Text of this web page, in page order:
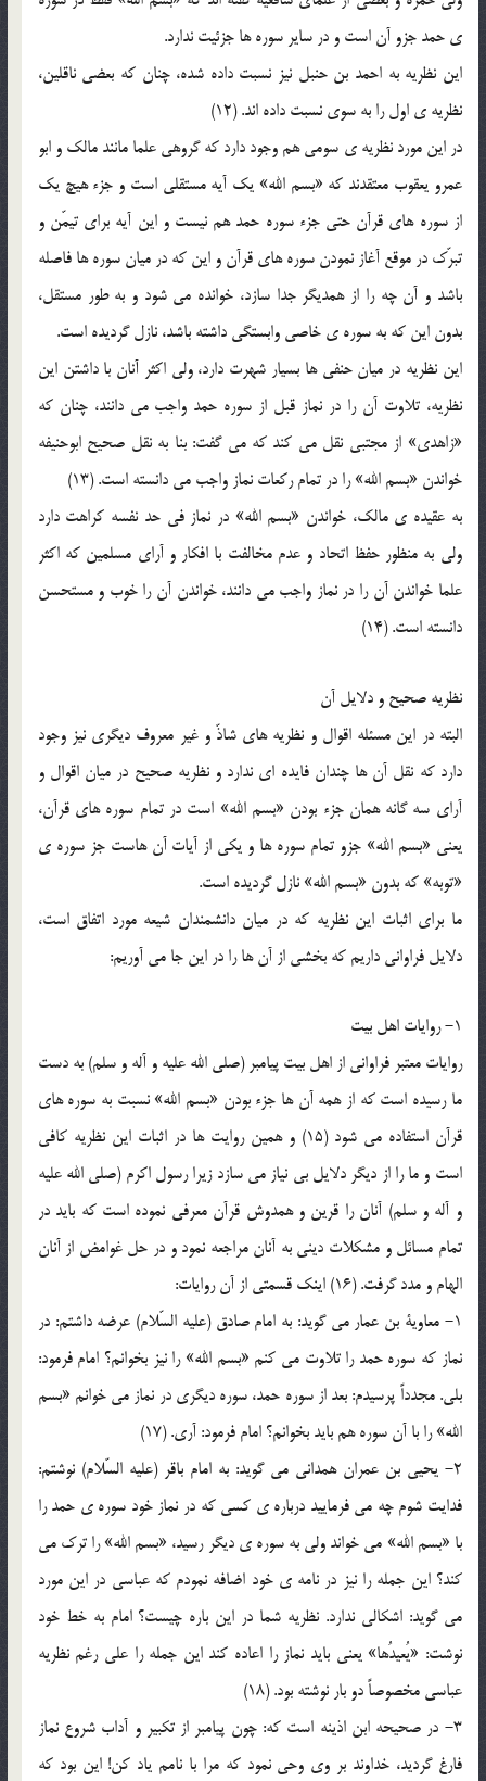
ي حمد جزو آن است و در ساير سوره ها جزئيت ندارد.
اين نظريه به احمد بن حنبل نيز نسبت داده شده، چنان که بعضي ناقلين،
نظريه ي اول را به سوي نسبت داده اند. (12)
در اين مورد نظريه ي سومي هم وجود دارد که گروهي علما مانند مالک و ابو
عمرو يعقوب معتقدند که «بسم الله» يک آيه مستقلي است و جزء هيچ يک
از سوره هاي قرآن حتي جزء سوره حمد هم نيست و اين آيه براي تيمّن و
تبرّک در موقع آغاز نمودن سوره هاي قرآن و اين که در ميان سوره ها فاصله
باشد و آن چه را از همديگر جدا سازد، خوانده مي شود و به طور مستقل،
بدون اين که به سوره ي خاصي وابستگي داشته باشد، نازل گرديده است.
اين نظريه در ميان حنفي ها بسيار شهرت دارد، ولي اکثر آنان با داشتن اين
نظريه، تلاوت آن را در نماز قبل از سوره حمد واجب مي دانند، چنان که
«زاهدي» از مجتبي نقل مي کند که مي گفت: بنا به نقل صحيح ابوحنيفه
خواندن «بسم الله» را در تمام رکعات نماز واجب مي دانسته است. (13)
به عقيده ي مالک، خواندن «بسم الله» در نماز في حد نفسه کراهت دارد
ولي به منظور حفظ اتحاد و عدم مخالفت با افکار و آراي مسلمين که اکثر
علما خواندن آن را در نماز واجب مي دانند، خواندن آن را خوب و مستحسن
دانسته است. (14)
نظريه صحيح و دلايل آن
البته در اين مسئله اقوال و نظريه هاي شاذّ و غير معروف ديگري نيز وجود
دارد که نقل آن ها چندان فايده اي ندارد و نظريه صحيح در ميان اقوال و
آراي سه گانه همان جزء بودن «بسم الله» است در تمام سوره هاي قرآن،
يعني «بسم الله» جزو تمام سوره ها و يکي از آيات آن هاست جز سوره ي
«توبه» که بدون «بسم الله» نازل گرديده است.
ما براي اثبات اين نظريه که در ميان دانشمندان شيعه مورد اتفاق است،
دلايل فراواني داريم که بخشي از آن ها را در اين جا مي آوريم:
1- روايات اهل بيت
روايات معتبر فراواني از اهل بيت پيامبر (صلي الله عليه و آله و سلم) به دست
ما رسيده است که از همه آن ها جزء بودن «بسم الله» نسبت به سوره هاي
قرآن استفاده مي شود (15) و همين روايت ها در اثبات اين نظريه کافي
است و ما را از ديگر دلايل بي نياز مي سازد زيرا رسول اکرم (صلي الله عليه
و آله و سلم) آنان را قرين و همدوش قرآن معرفي نموده است که بايد در
تمام مسائل و مشکلات ديني به آنان مراجعه نمود و در حل غوامض از آنان
الهام و مدد گرفت. (16) اينک قسمتي از آن روايات:
1- معاوية بن عمار مي گويد: به امام صادق (عليه السّلام) عرضه داشتم: در
نماز که سوره حمد را تلاوت مي کنم «بسم الله» را نيز بخوانم؟ امام فرمود:
بلي. مجدداً پرسيدم: بعد از سوره حمد، سوره ديگري در نماز مي خوانم «بسم
الله» را با آن سوره هم بايد بخوانم؟ امام فرمود: آري. (17)
2- يحيي بن عمران همداني مي گويد: به امام باقر (عليه السّلام) نوشتم:
فدايت شوم چه مي فرماييد درباره ي کسي که در نماز خود سوره ي حمد را
با «بسم الله» مي خواند ولي به سوره ي ديگر رسيد، «بسم الله» را ترک مي
کند؟ اين جمله را نيز در نامه ي خود اضافه نمودم که عباسي در اين مورد
مي گويد: اشکالي ندارد. نظريه شما در اين باره چيست؟ امام به خط خود
نوشت: «يُعيدُها» يعني بايد نماز را اعاده کند اين جمله را علي رغم نظريه
عباسي مخصوصاً دو بار نوشته بود. (18)
3- در صحيحه ابن اذينه است که: چون پيامبر از تکبير و آداب شروع نماز
فارغ گرديد، خداوند بر وي وحي نمود که مرا با نامم ياد کن! اين بود که